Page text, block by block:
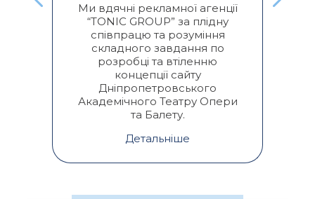
Ми вдячні рекламної агенції
“TONIC GROUP” за плідну
співпрацю та розуміння
складного завдання по
розробці та втіленню
концепції сайту
Дніпропетровського
Академічного Театру Опери
та Балету.
Детальніше